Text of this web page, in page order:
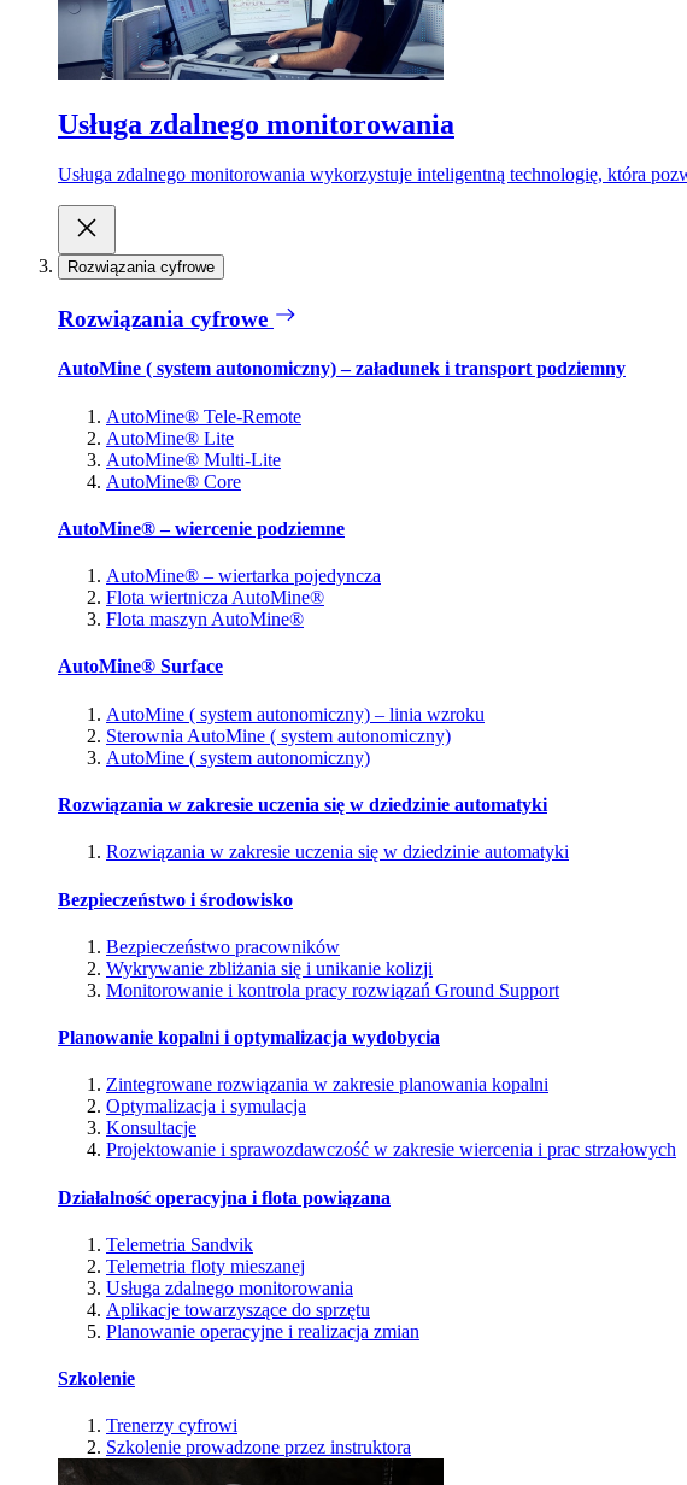
Usługa zdalnego monitorowania
Usługa zdalnego monitorowania wykorzystuje inteligentną technologię, która
Rozwiązania cyfrowe
Rozwiązania cyfrowe
AutoMine ( system autonomiczny) – załadunek i transport podziemny
AutoMine® Tele-Remote
AutoMine® Lite
AutoMine® Multi-Lite
AutoMine® Core
AutoMine® – wiercenie podziemne
AutoMine® – wiertarka pojedyncza
Flota wiertnicza AutoMine®
Flota maszyn AutoMine®
AutoMine® Surface
AutoMine ( system autonomiczny) – linia wzroku
Sterownia AutoMine ( system autonomiczny)
AutoMine ( system autonomiczny)
Rozwiązania w zakresie uczenia się w dziedzinie automatyki
Rozwiązania w zakresie uczenia się w dziedzinie automatyki
Bezpieczeństwo i środowisko
Bezpieczeństwo pracowników
Wykrywanie zbliżania się i unikanie kolizji
Monitorowanie i kontrola pracy rozwiązań Ground Support
Planowanie kopalni i optymalizacja wydobycia
Zintegrowane rozwiązania w zakresie planowania kopalni
Optymalizacja i symulacja
Konsultacje
Projektowanie i sprawozdawczość w zakresie wiercenia i prac strzałowych
Działalność operacyjna i flota powiązana
Telemetria Sandvik
Telemetria floty mieszanej
Usługa zdalnego monitorowania
Aplikacje towarzyszące do sprzętu
Planowanie operacyjne i realizacja zmian
Szkolenie
Trenerzy cyfrowi
Szkolenie prowadzone przez instruktora